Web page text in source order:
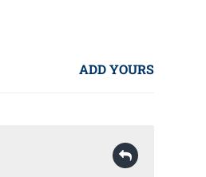
ADD YOURS